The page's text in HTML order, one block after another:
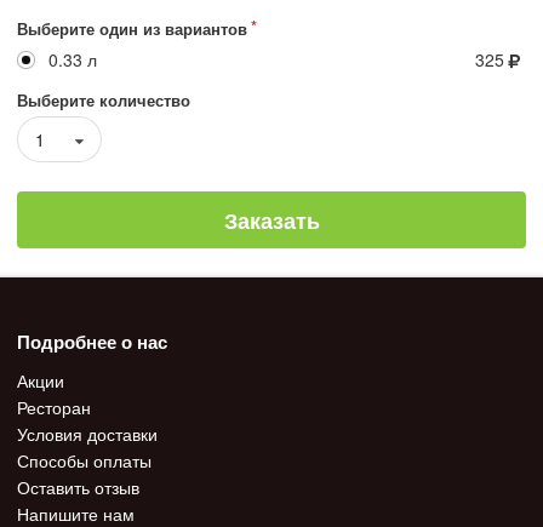
Выберите один из вариантов
0.33 л 325
Выберите количество
1
Заказать
Подробнее о нас
Акции
Ресторан
Условия доставки
Способы оплаты
Оставить отзыв
Напишите нам